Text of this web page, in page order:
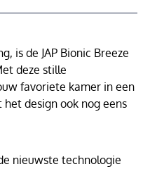
is de JAP Bionic Breeze
deze stille
favoriete kamer in een
design ook nog eens
nieuwste technologie